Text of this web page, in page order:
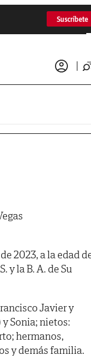
Suscríbete
2023, a la edad
y la B. A. de Su
Javier y
Sonia; nietos:
hermanos,
y demás familia.